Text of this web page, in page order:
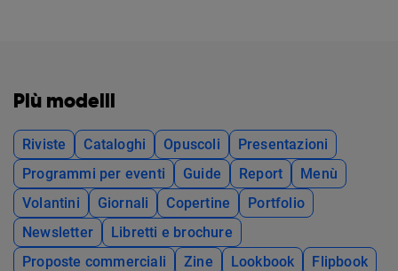
Più modelli
Riviste Cataloghi Opuscoli
Presentazioni
Programmi per eventi
Guide Report
Menù
Volantini
Giornali Copertine
Portfolio
Newsletter
Libretti e brochure
Proposte commerciali
Zine Lookbook
Flipbook